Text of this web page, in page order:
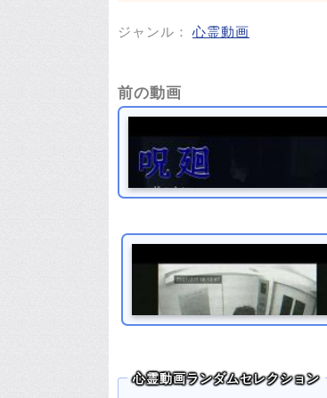
ジャンル： 心霊動画
前の動画
心霊動画ランダムセレクション